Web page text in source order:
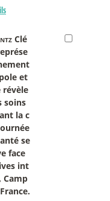
Clé
et
révèle
soins
la c
se
face
int
Camp